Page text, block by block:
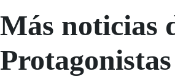
Más noticias